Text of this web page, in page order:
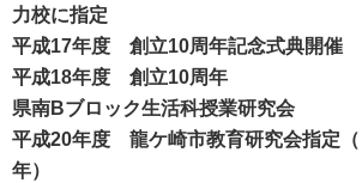
力校に指定
平成17年度 創立10周年記念式典開催
平成18年度 創立10周年
県南Bブロック生活科授業研究会
平成20年度 龍ケ崎市教育研究会指定
年）